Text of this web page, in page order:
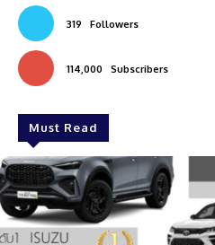
319 Followers
114,000 Subscribers
Must Read